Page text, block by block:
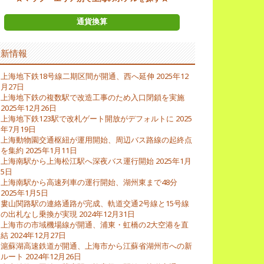
通貨換算
情報
上海地下鉄18号線二期区間が開通、西へ延伸 2025年12
月27日
上海地下鉄の複数駅で改造工事のため入口閉鎖を実施
2025年12月26日
上海地下鉄123駅で改札ゲート開放がデフォルトに 2025
年7月19日
上海動物園交通枢紐が運用開始、周辺バス路線の起終点
を集約 2025年1月11日
上海南駅から上海松江駅へ深夜バス運行開始 2025年1月
5日
上海南駅から高速列車の運行開始、湖州東まで48分
2025年1月5日
婁山関路駅の連絡通路が完成、軌道交通2号線と15号線
の出札なし乗換が実現 2024年12月31日
上海市の市域機場線が開通、浦東・虹橋の2大空港を直
結 2024年12月27日
滬蘇湖高速鉄道が開通、上海市から江蘇省湖州市への新
ルート 2024年12月26日